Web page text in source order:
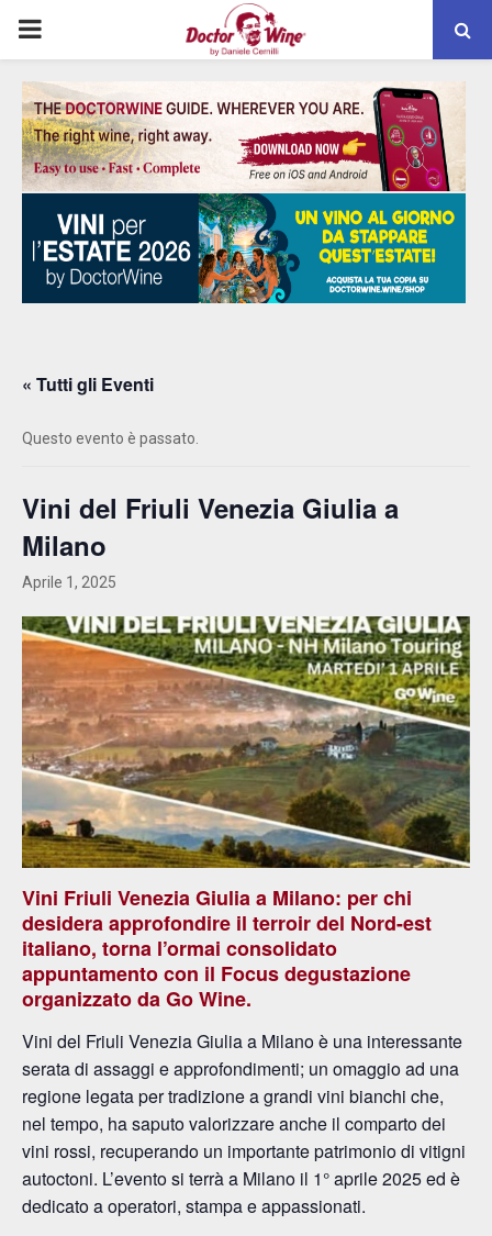
PRIMARY
MENU
« Tutti gli Eventi
Questo evento è passato.
Vini del Friuli Venezia Giulia a
Milano
Aprile 1, 2025
Vini Friuli Venezia Giulia a Milano: per chi
desidera approfondire il terroir del Nord-est
italiano, torna l’ormai consolidato
appuntamento con il Focus degustazione
organizzato da Go Wine.
Vini del Friuli Venezia Giulia a Milano è una interessante
serata di assaggi e approfondimenti; un omaggio ad una
regione legata per tradizione a grandi vini bianchi che,
nel tempo, ha saputo valorizzare anche il comparto dei
vini rossi, recuperando un importante patrimonio di vitigni
autoctoni. L’evento si terrà a Milano il 1° aprile 2025 ed è
dedicato a operatori, stampa e appassionati.